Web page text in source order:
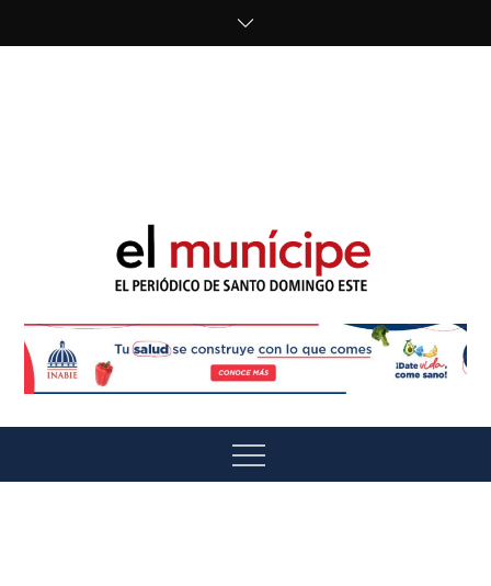
El Munícipe
Menu